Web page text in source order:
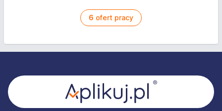
6 ofert pracy